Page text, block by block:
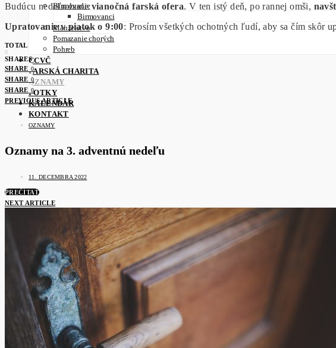
Birmovanie
Birmovanci
Manželstvo
Pomazanie chorých
Pohreb
CCVČ
FARSKÁ CHARITA
OZNAMY
FOTKY
KALENDÁR
KONTAKT
Budúcu nedeľu budevianočná farská ofera. V ten istý deň, po rannej omši,
Upratovanie v piatok o 9:00: Prosím všetkých ochotných ľudí, aby sa čím skôr
TOTAL
0
SHARES
SHARE 0
SHARE 0
SHARE 0
PREVIOUS ARTICLE
OZNAMY
Oznamy na 3. adventnú nedeľu
11. DECEMBRA 2022
PREČÍTAŤ
NEXT ARTICLE